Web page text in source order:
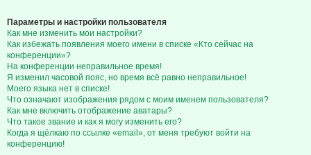
Параметры и настройки пользователя
Как мне изменить мои настройки?
Как избежать появления моего имени в списке «Кто сейчас на
конференции»?
На конференции неправильное время!
Я изменил часовой пояс, но время всё равно неправильное!
Моего языка нет в списке!
Что означают изображения рядом с моим именем пользователя?
Как мне включить отображение аватары?
Что такое звание и как я могу изменить его?
Когда я щёлкаю по ссылке «email», от меня требуют войти на
конференцию!